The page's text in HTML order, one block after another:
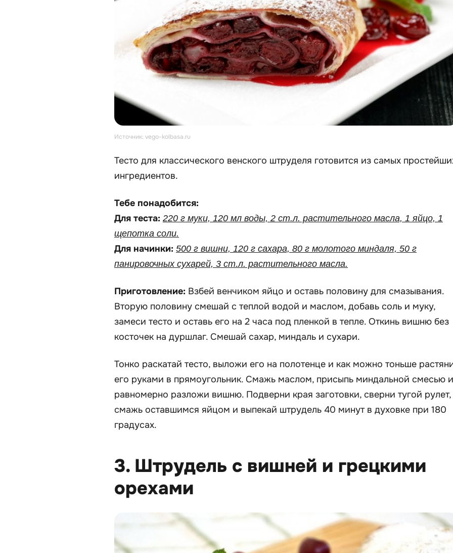
Источник: vego-kolbasa.ru
Тесто для классического венского штруделя готовится из самых
ингредиентов.
Тебе понадобится:
Для теста: 220 г муки, 120 мл воды, 2 ст.л. растительного масла, 1 яйцо, 1
щепотка соли.
Для начинки: 500 г вишни, 120 г сахара, 80 г молотого миндаля, 50 г
панировочных сухарей, 3 ст.л. растительного масла.
Приготовление: Взбей венчиком яйцо и оставь половину для смазывания.
Вторую половину смешай с теплой водой и маслом, добавь соль и муку,
замеси тесто и оставь его на 2 часа под пленкой в тепле. Откинь вишню без
косточек на дуршлаг. Смешай сахар, миндаль и сухари.
Тонко раскатай тесто, выложи его на полотенце и как можно тоньше
его руками в прямоугольник. Смажь маслом, присыпь миндальной смесью и
равномерно разложи вишню. Подверни края заготовки, сверни тугой рулет,
смажь оставшимся яйцом и выпекай штрудель 40 минут в духовке при 180
градусах.
3. Штрудель с вишней и грецкими
орехами